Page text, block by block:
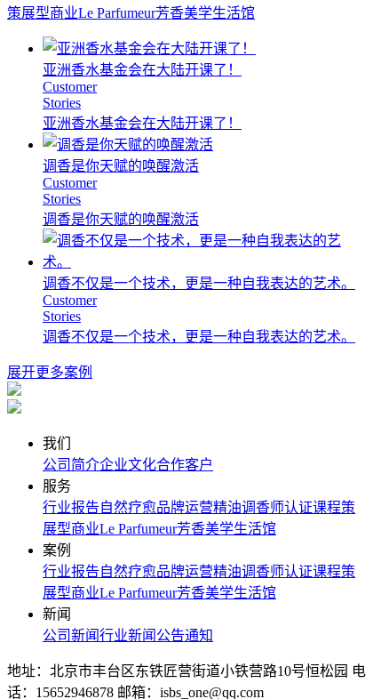
策展型商业Le Parfumeur芳香美学生活馆
亚洲香水基金会在大陆开课了！
Customer
Stories
亚洲香水基金会在大陆开课了！
调香是你天赋的唤醒激活
Customer
Stories
调香是你天赋的唤醒激活
调香不仅是一个技术，更是一种自我表达的艺术。
Customer
Stories
调香不仅是一个技术，更是一种自我表达的艺术。
展开更多案例
我们
公司简介企业文化合作客户
服务
行业报告自然疗愈品牌运营精油调香师认证课程策
展型商业Le Parfumeur芳香美学生活馆
案例
行业报告自然疗愈品牌运营精油调香师认证课程策
展型商业Le Parfumeur芳香美学生活馆
新闻
公司新闻行业新闻 公告通知
地址：北京市丰台区东铁匠营街道小铁营路10号恒松园 电
话：15652946878 邮箱：isbs_one@qq.com